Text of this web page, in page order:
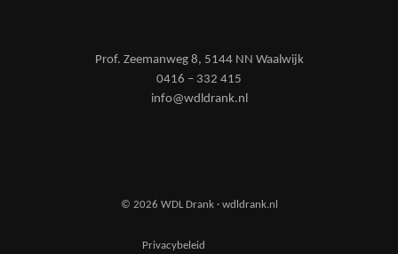
Prof. Zeemanweg 8, 5144 NN Waalwijk
0416 – 332 415
info@wdldrank.nl
© 2026 WDL Drank · wdldrank.nl
Privacybeleid